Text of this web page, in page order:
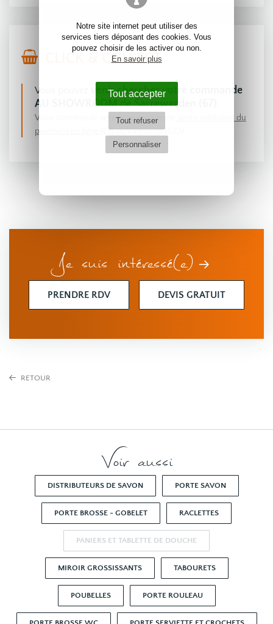
Notre site internet peut utiliser des
services tiers déposant des cookies. Vous
pouvez choisir de les activer ou non.
En savoir plus
Tout accepter
Tout refuser
Personnaliser
CLICK & COLLECT
Vous pouvez
venir chercher votre commande
AU SHOWROOM de Sarrewerden (67)
Votre commande sera prise en compte
après validation du
paiement en ligne (CB ou Virement)|
Je suis intéressé(e)
PRENDRE RDV DEVIS GRATUIT
RETOUR
Voir aussi
DISTRIBUTEURS DE SAVON PORTE SAVON
PORTE BROSSE - GOBELET RACLETTES
PANIERS ET TABLETTE DE DOUCHE
MIROIR GROSSISSANTS TABOURETS
POUBELLES PORTE ROULEAU